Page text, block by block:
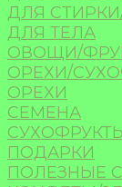
ДЛЯ
ДЛЯ ТЕЛА
ОВОЩИ/
ОРЕХИ/
ОРЕХИ
СЕМЕНА
ПОДАРКИ
ПОЛЕЗНЫЕ